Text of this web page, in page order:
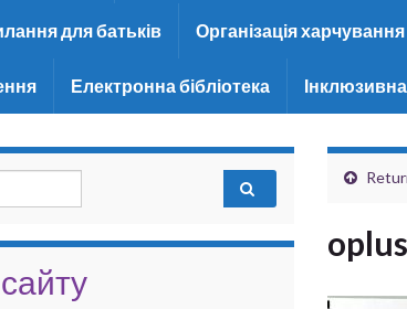
для батьків Організація харчування
Електронна бібліотека